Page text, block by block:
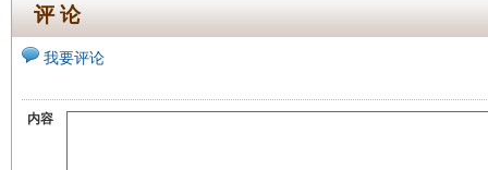
评 论
我要评论
内容